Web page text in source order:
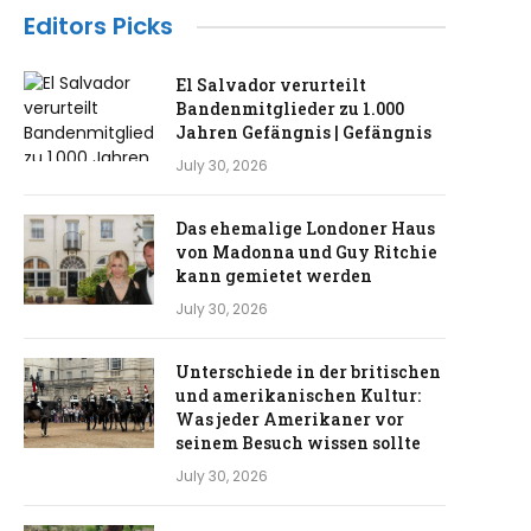
Editors Picks
El Salvador verurteilt
Bandenmitglieder zu 1.000
Jahren Gefängnis | Gefängnis
July 30, 2026
Das ehemalige Londoner Haus
von Madonna und Guy Ritchie
kann gemietet werden
July 30, 2026
Unterschiede in der britischen
und amerikanischen Kultur:
Was jeder Amerikaner vor
seinem Besuch wissen sollte
July 30, 2026